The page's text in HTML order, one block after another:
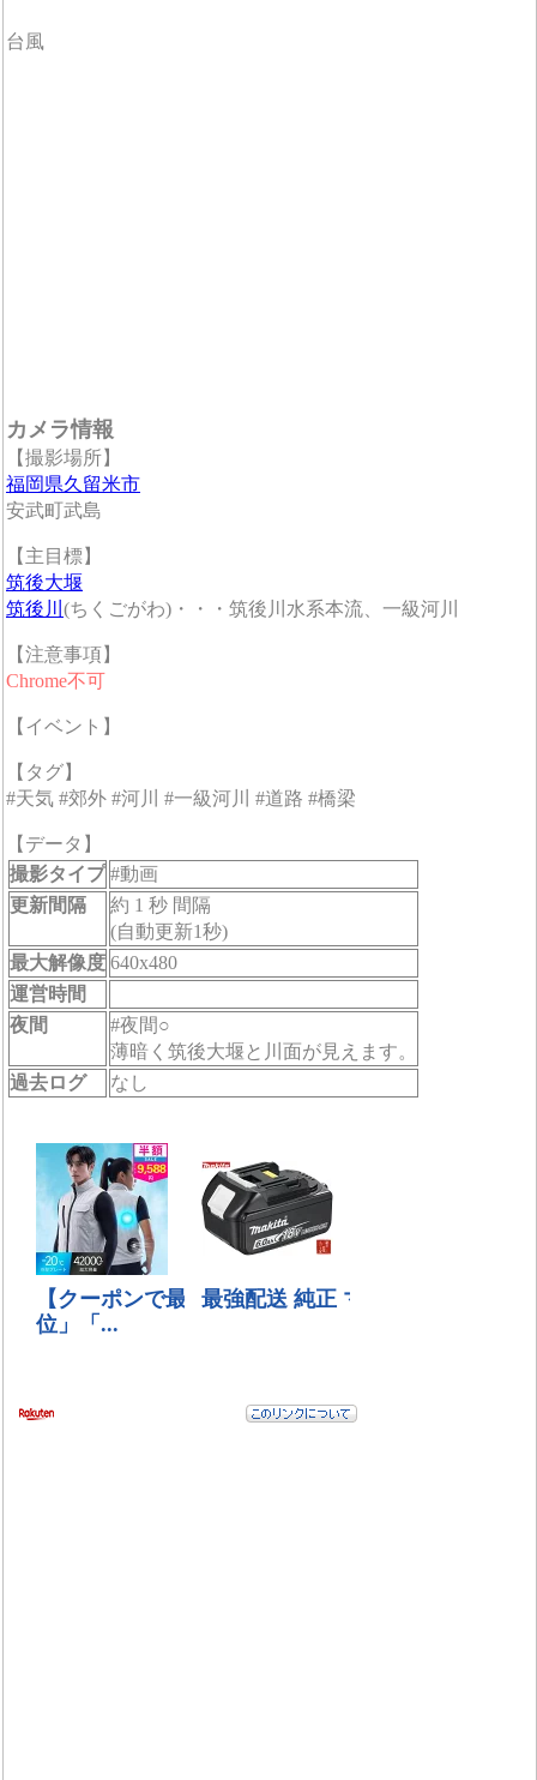
台風
カメラ情報
【撮影場所】
福岡県久留米市
安武町武島
【主目標】
筑後大堰
筑後川 (ちくごがわ)・・・筑後川水系本流、一級河川
【注意事項】
Chrome不可
【イベント】
【タグ】
#天気 #郊外 #河川 #一級河川 #道路 #橋梁
【データ】
撮影タイプ #動画
更新間隔
約 1 秒 間隔
(自動更新1秒)
最大解像度 640x480
運営時間
夜間
#夜間○
薄暗く筑後大堰と川面が見えます。
過去ログ
なし